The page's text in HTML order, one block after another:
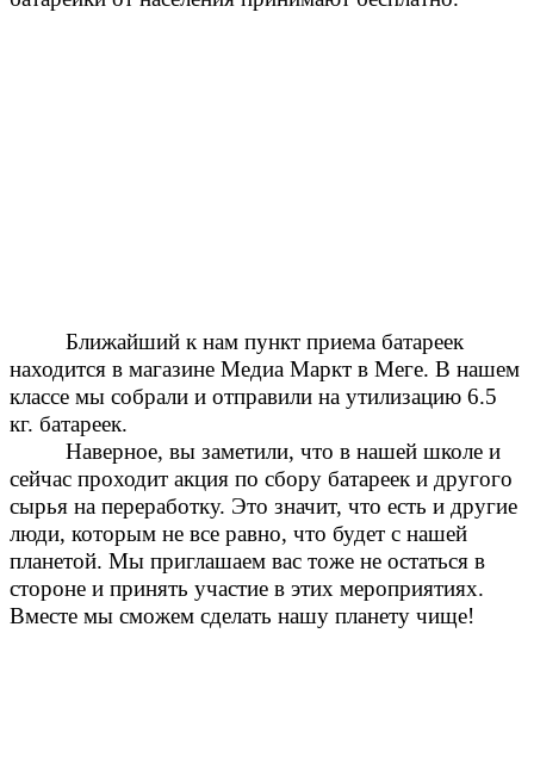
Ближайший к нам пункт приема батареек
находится в магазине Медиа Маркт в Меге. В нашем
классе мы собрали и отправили на утилизацию 6.5
кг. батареек.
Наверное, вы заметили, что в нашей школе и
сейчас проходит акция по сбору батареек и другого
сырья на переработку. Это значит, что есть и другие
люди, которым не все равно, что будет с нашей
планетой. Мы приглашаем вас тоже не остаться в
стороне и принять участие в этих мероприятиях.
Вместе мы сможем сделать нашу планету чище!